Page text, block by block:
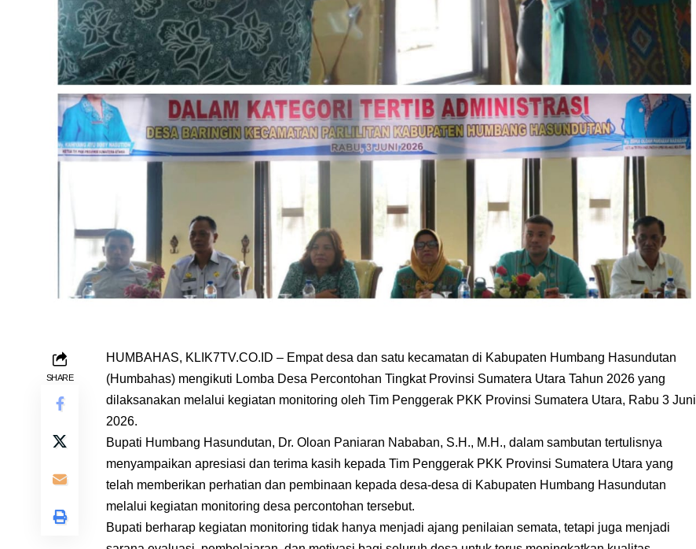
SHARE
HUMBAHAS, KLIK7TV.CO.ID – Empat desa dan satu kecamatan di Kabupaten Humbang Hasundutan
(Humbahas) mengikuti Lomba Desa Percontohan Tingkat Provinsi Sumatera Utara Tahun 2026 yang
dilaksanakan melalui kegiatan monitoring oleh Tim Penggerak PKK Provinsi Sumatera Utara, Rabu 3 Juni
2026.
Bupati Humbang Hasundutan, Dr. Oloan Paniaran Nababan, S.H., M.H., dalam sambutan tertulisnya
menyampaikan apresiasi dan terima kasih kepada Tim Penggerak PKK Provinsi Sumatera Utara yang
telah memberikan perhatian dan pembinaan kepada desa-desa di Kabupaten Humbang Hasundutan
melalui kegiatan monitoring desa percontohan tersebut.
Bupati berharap kegiatan monitoring tidak hanya menjadi ajang penilaian semata, tetapi juga menjadi